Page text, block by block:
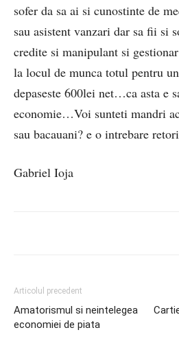
sofer da sa ai si cunostinte de
sau asistent vanzari dar sa fii si
credite si manipulant si
la locul de munca totul pentru
depaseste 600lei net…ca asta e
economie…Voi sunteti mandri
sau bacauani? e o intrebare
Gabriel Ioja
Articolul precedent
Amatorismul si neintelegea
economiei de piata